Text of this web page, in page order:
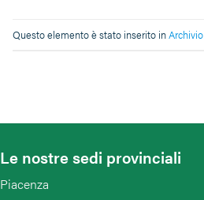
Questo elemento è stato inserito inArchivio
Le nostre sedi provinciali
Piacenza